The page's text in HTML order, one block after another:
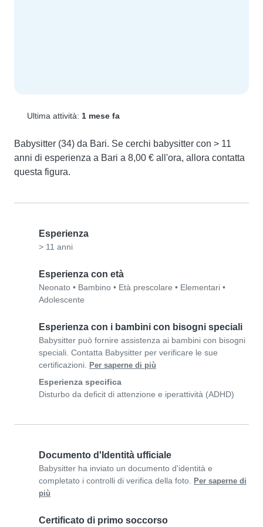
Ultima attività: 1 mese fa
Babysitter (34) da Bari. Se cerchi babysitter con > 11
anni di esperienza a Bari a 8,00 € all'ora, allora contatta
questa figura.
Esperienza
> 11 anni
Esperienza con età
Neonato • Bambino • Età prescolare • Elementari •
Adolescente
Esperienza con i bambini con bisogni speciali
Babysitter può fornire assistenza ai bambini con bisogni
speciali. Contatta Babysitter per verificare le sue
certificazioni.
Per saperne di più
Esperienza specifica
Disturbo da deficit di attenzione e iperattività (ADHD)
Documento d'Identità ufficiale
Babysitter ha inviato un documento d'identità e
completato i controlli di verifica della foto.
Per saperne di
più
Certificato di primo soccorso